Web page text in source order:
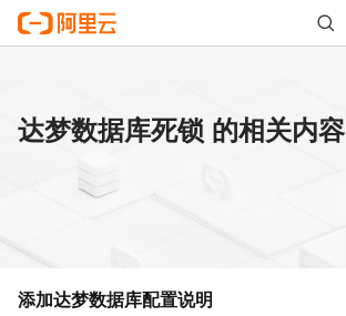
达梦数据库死锁 的相关内容
添加达梦数据库配置说明